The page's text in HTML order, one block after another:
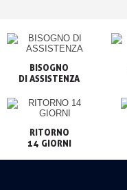
BISOGNO
RITORNO
14 GIORNI